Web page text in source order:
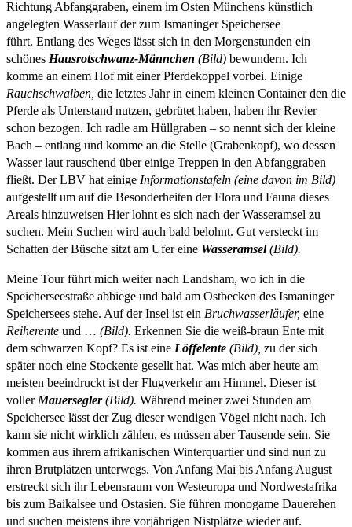
Richtung Abfanggraben, einem im Osten Münchens künstlich
angelegten Wasserlauf der zum Ismaninger Speichersee
führt. Entlang des Weges lässt sich in den Morgenstunden ein
schönes Hausrotschwanz-Männchen (Bild) bewundern. Ich
komme an einem Hof mit einer Pferdekoppel vorbei. Einige
Rauchschwalben, die letztes Jahr in einem kleinen Container den die
Pferde als Unterstand nutzen, gebrütet haben, haben ihr Revier
schon bezogen. Ich radle am Hüllgraben – so nennt sich der kleine
Bach – entlang und komme an die Stelle (Grabenkopf), wo dessen
Wasser laut rauschend über einige Treppen in den Abfanggraben
fließt. Der LBV hat einige Informationstafeln (eine davon im Bild)
aufgestellt um auf die Besonderheiten der Flora und Fauna dieses
Areals hinzuweisen Hier lohnt es sich nach der Wasseramsel zu
suchen. Mein Suchen wird auch bald belohnt. Gut versteckt im
Schatten der Büsche sitzt am Ufer eine Wasseramsel(Bild).
Meine Tour führt mich weiter nach Landsham, wo ich in die
Speicherseestraße abbiege und bald am Ostbecken des Ismaninger
Speichersees stehe. Auf der Insel ist ein Bruchwasserläufer, eine
Reiherente und … (Bild). Erkennen Sie die weiß-braun Ente mit
dem schwarzen Kopf? Es ist eine Löffelente (Bild), zu der sich
später noch eine Stockente gesellt hat. Was mich aber heute am
meisten beeindruckt ist der Flugverkehr am Himmel. Dieser ist
voller Mauersegler(Bild). Während meiner zwei Stunden am
Speichersee lässt der Zug dieser wendigen Vögel nicht nach. Ich
kann sie nicht wirklich zählen, es müssen aber Tausende sein. Sie
kommen aus ihrem afrikanischen Winterquartier und sind nun zu
ihren Brutplätzen unterwegs. Von Anfang Mai bis Anfang August
erstreckt sich ihr Lebensraum von Westeuropa und Nordwestafrika
bis zum Baikalsee und Ostasien. Sie führen monogame Dauerehen
und suchen meistens ihre vorjährigen Nistplätze wieder auf.